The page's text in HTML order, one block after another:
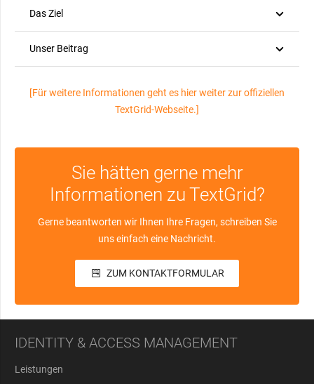
Das Ziel
Unser Beitrag
[Für weitere Informationen geht es hier weiter zur offiziellen
TextGrid-Webseite.]
Sie hätten gerne mehr
Informationen zu TextGrid?
Gerne beantworten wir Ihnen Ihre Fragen, schreiben Sie
uns einfach eine Nachricht.
ZUM KONTAKTFORMULAR
IDENTITY & ACCESS MANAGEMENT
Leistungen